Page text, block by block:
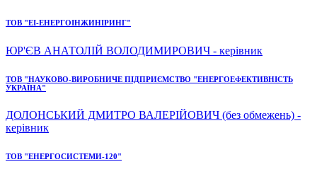
ТОВ "ЕІ-ЕНЕРГОІНЖИНІРИНГ"
ЮР'ЄВ АНАТОЛІЙ ВОЛОДИМИРОВИЧ - керівник
ТОВ "НАУКОВО-ВИРОБНИЧЕ ПІДПРИЄМСТВО "ЕНЕРГОЕФЕКТИВНІСТЬ
УКРАЇНА"
ДОЛОНСЬКИЙ ДМИТРО ВАЛЕРІЙОВИЧ (без обмежень) -
керівник
ТОВ "ЕНЕРГОСИСТЕМИ-120"